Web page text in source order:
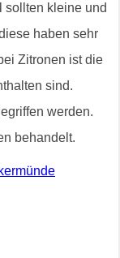
sollten kleine und
haben sehr
Zitronen ist die
sind.
werden.
behandelt.